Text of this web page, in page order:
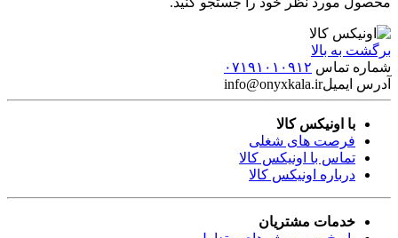
کلیه حقوق این سایت متعلق به فروشگاه اونیکس کالا می باشد.
هرگونه کپی برداری ازفایل های طراحی شده و مطالب این سایت